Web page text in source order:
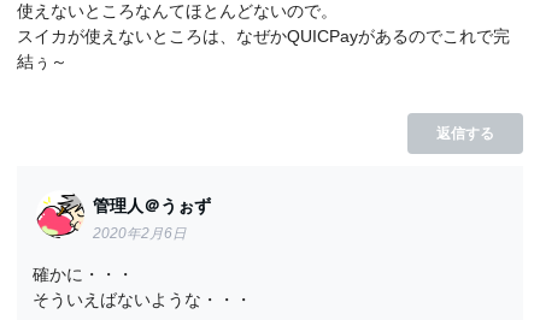
使えないところなんてほとんどないので。
スイカが使えないところは、なぜかQUICPayがあるのでこれで完
結ぅ～
返信する
管理人＠うぉず
2020年2月6日
確かに・・・
そういえばないような・・・